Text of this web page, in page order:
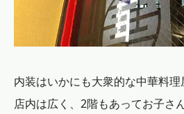
内装はいかにも大衆的な中華料理
店内は広く、2階もあってお子さ